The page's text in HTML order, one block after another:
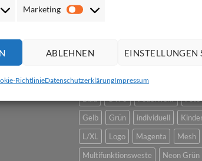
Marketing
Marketing
ABLEHNEN EINSTELLUNGEN
RichtlinieDatenschutzerklärungImpressum
5XL 6XL 7XL
Blau
C470 Feuerwehr
Foto
Gelb
Grün individuell
L/XL
Logo Magenta
Mesh
Multifunktionsweste
Neon Grün